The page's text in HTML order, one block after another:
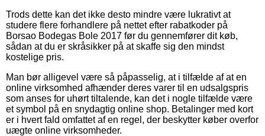
Trods dette kan det ikke desto mindre være lukrativt at
studere flere forhandlere på nettet efter rabatkoder på
Borsao Bodegas Bole 2017 før du gennemfører dit køb,
sådan at du er skråsikker på at skaffe sig den mindst
kostelige pris.
Man bør alligevel være så påpasselig, at i tilfælde af at en
online virksomhed afhænder deres varer til en udsalgspris
som anses for uhørt tiltalende, kan det i nogle tilfælde være
et symbol på en snydagtig online shop. Betalinger med kort
er i hvert fald omfattet af en regel, der beskytter køber overfor
uægte online virksomheder.